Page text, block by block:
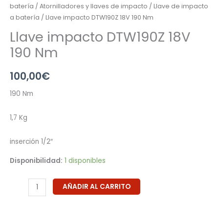
batería / Atornilladores y llaves de impacto / Llave de impacto
a batería / Llave impacto DTW190Z 18V 190 Nm
Llave impacto DTW190Z 18V
190 Nm
100,00€
190 Nm
1,7 Kg
inserción 1/2″
Disponibilidad: 1 disponibles
AÑADIR AL CARRITO